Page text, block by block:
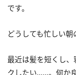
です。
どうしても忙しい朝
最近は髪を短くし
クしたい……。何か